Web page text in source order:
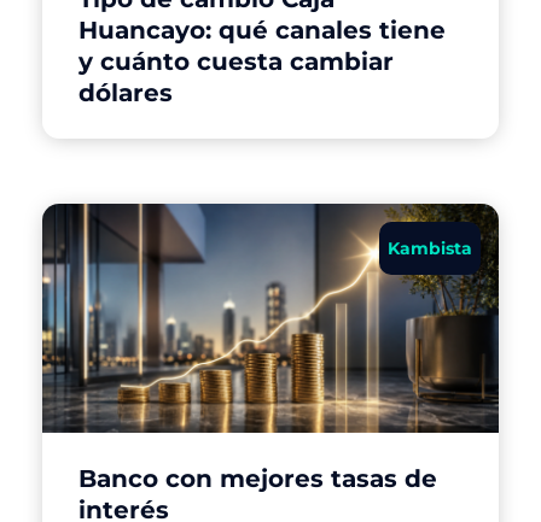
Huancayo: qué canales tiene
y cuánto cuesta cambiar
dólares
Kambista
Banco con mejores tasas de
interés